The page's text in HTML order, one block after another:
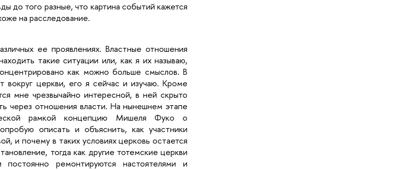
до того разные, что картина событий кажется
на расследование.
ее проявлениях. Властные отношения
такие ситуации или, как я их называю,
как можно больше смыслов. В
вокруг церкви, его я сейчас и изучаю. Кроме
мне чрезвычайно интересной, в ней скрыто
через отношения власти. На нынешнем этапе
рамкой концепцию Мишеля Фуко о
описать и объяснить, как участники
и почему в таких условиях церковь остается
тогда как другие тотемские церкви
ремонтируются настоятелями и